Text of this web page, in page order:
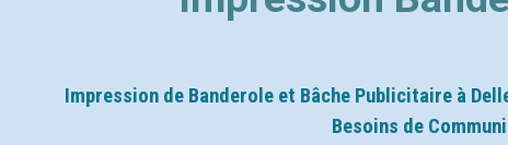
Impression de Banderole et Bâche Publicitaire à
Besoins de